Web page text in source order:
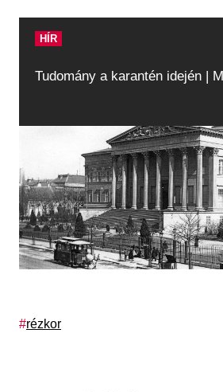
HÍR
Tudomány a karantén idején |
Címkék
rézkor